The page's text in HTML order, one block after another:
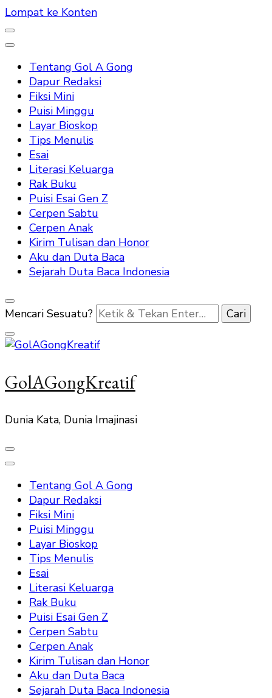
Lompat ke Konten
Tentang Gol A Gong
Dapur Redaksi
Fiksi Mini
Puisi Minggu
Layar Bioskop
Tips Menulis
Esai
Literasi Keluarga
Rak Buku
Puisi Esai Gen Z
Cerpen Sabtu
Cerpen Anak
Kirim Tulisan dan Honor
Aku dan Duta Baca
Sejarah Duta Baca Indonesia
Mencari Sesuatu?
GolAGongKreatif
Dunia Kata, Dunia Imajinasi
Tentang Gol A Gong
Dapur Redaksi
Fiksi Mini
Puisi Minggu
Layar Bioskop
Tips Menulis
Esai
Literasi Keluarga
Rak Buku
Puisi Esai Gen Z
Cerpen Sabtu
Cerpen Anak
Kirim Tulisan dan Honor
Aku dan Duta Baca
Sejarah Duta Baca Indonesia